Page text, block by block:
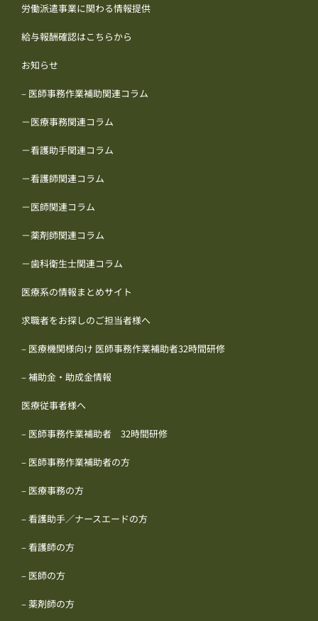
労働派遣事業に関わる情報提供
給与報酬確認はこちらから
お知らせ
– 医師事務作業補助関連コラム
－医療事務関連コラム
－看護助手関連コラム
－看護師関連コラム
－医師関連コラム
－薬剤師関連コラム
－歯科衛生士関連コラム
医療系の情報まとめサイト
求職者をお探しのご担当者様へ
– 医療機関様向け 医師事務作業補助者32時間研修
– 補助金・助成金情報
医療従事者様へ
– 医師事務作業補助者 32時間研修
– 医師事務作業補助者の方
– 医療事務の方
– 看護助手／ナースエードの方
– 看護師の方
– 医師の方
– 薬剤師の方